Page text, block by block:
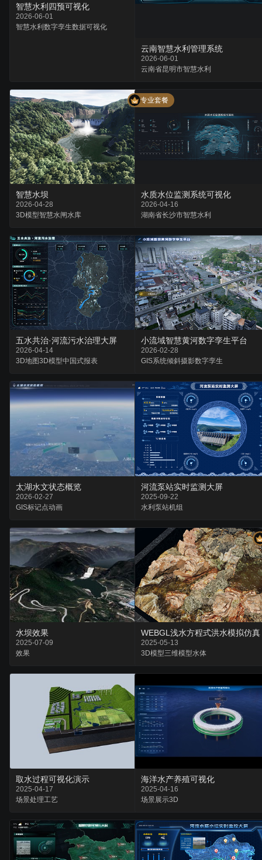
智慧水利四预可视化
2026-06-01
智慧水利数字孪生数据可视化
云南智慧水利管理系统
2026-06-01
云南省昆明市智慧水利
专业套餐
智慧水坝
2026-04-28
3D模型智慧水闸水库
水质水位监测系统可视化
2026-04-16
湖南省长沙市智慧水利
五水共治·河流污水治理大屏
2026-04-14
3D地图3D模型中国式报表
小流域智慧黄河数字孪生平台
2026-02-28
GIS系统倾斜摄影数字孪生
太湖水文状态概览
2026-02-27
GIS标记点动画
河流泵站实时监测大屏
2025-09-22
水利泵站机组
水坝效果
2025-07-09
效果
WEBGL浅水方程式洪水模拟仿真
2025-05-13
3D模型三维模型水体
取水过程可视化演示
2025-04-17
场景处理工艺
海洋水产养殖可视化
2025-04-16
场景展示3D